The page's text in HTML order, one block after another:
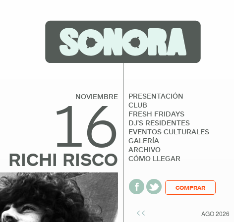
PRESENTACIÓN
CLUB
FRESH FRIDAYS
DJ’S RESIDENTES
EVENTOS CULTURALES
GALERÍA
ARCHIVO
CÓMO LLEGAR
NOVIEMBRE
16
RICHI RISCO
COMPRAR
<< AGO 2026